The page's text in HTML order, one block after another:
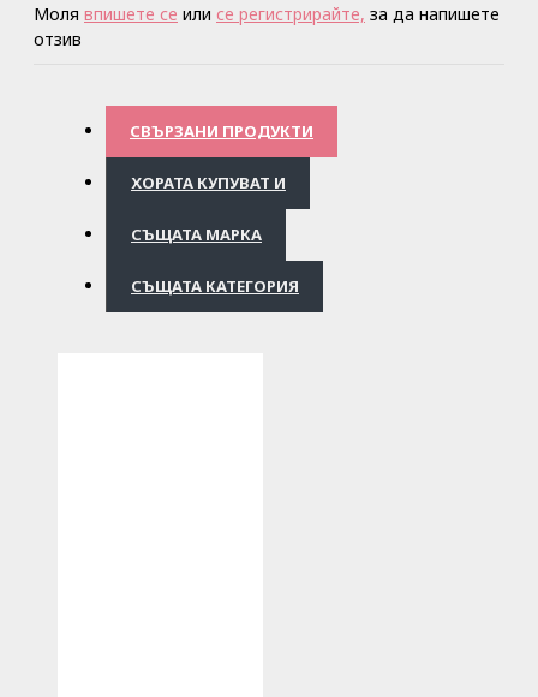
Моля впишете се или се регистрирайте, за да напишете
отзив
СВЪРЗАНИ ПРОДУКТИ
ХОРАТА КУПУВАТ И
СЪЩАТА МАРКА
СЪЩАТА КАТЕГОРИЯ